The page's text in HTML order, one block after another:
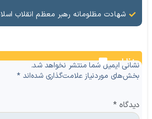
شهادت مظلومانه رهبر معظم انقلاب
نظرات
نشانی ایمیل شما منتشر نخواهد شد.
بخش‌های موردنیاز علامت‌گذاری شده‌اند*
دیدگاه*